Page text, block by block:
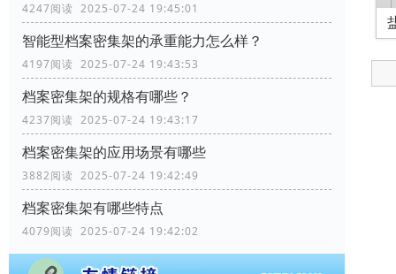
4247阅读 2025-07-24 19:45:01
智能型档案密集架的承重能力怎么样？
4197阅读 2025-07-24 19:43:53
档案密集架的规格有哪些？
4237阅读 2025-07-24 19:43:17
档案密集架的应用场景有哪些
3882阅读 2025-07-24 19:42:49
档案密集架有哪些特点
4079阅读 2025-07-24 19:42:02